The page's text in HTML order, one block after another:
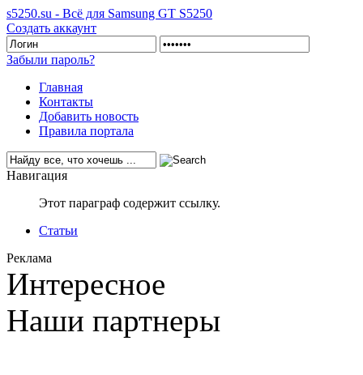
s5250.su - Всё для Samsung GT S5250
Создать аккаунт
Забыли пароль?
Главная
Контакты
Добавить новость
Правила портала
Навигация
Этот параграф содержит ссылку.
Статьи
Реклама
Интересное
Наши партнеры